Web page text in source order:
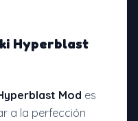
Hyperblast
Mod es
a la perfección